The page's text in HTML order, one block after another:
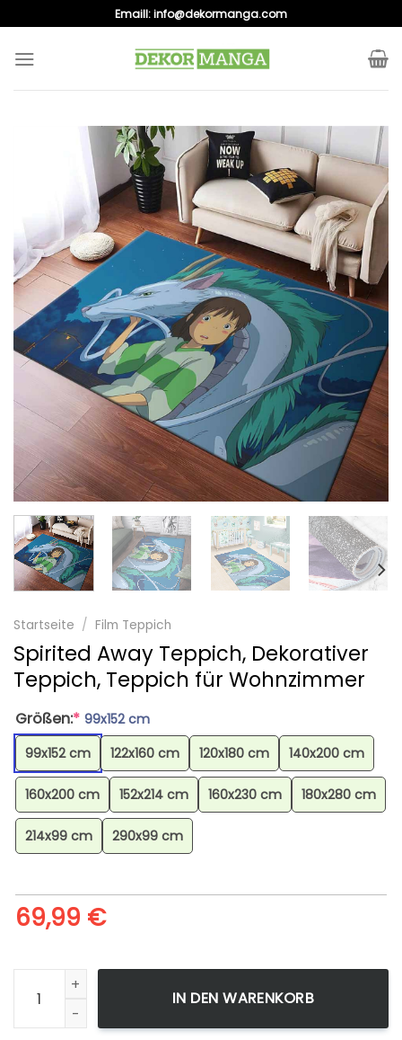
to
content
Emaill:info@dekormanga.com
Startseite / Film Teppich
Spirited Away Teppich, Dekorativer
Teppich, Teppich für Wohnzimmer
Größen:* 99x152 cm
99x152 cm
122x160 cm 120x180 cm 140x200 cm
160x200 cm 152x214 cm 160x230 cm 180x280 cm
214x99 cm 290x99 cm
69,99 €
Spirited Away Teppich, Dekorativer Teppich, Teppich für
IN DEN WARENKORB